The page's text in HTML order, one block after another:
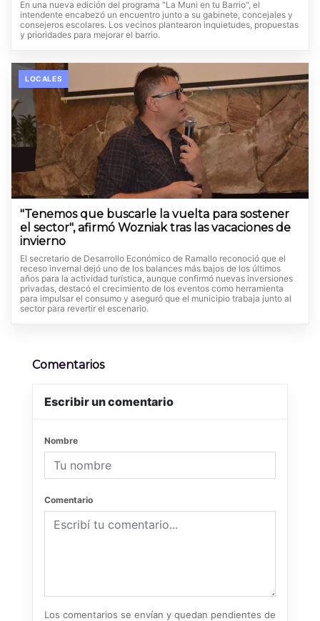
En una nueva edición del programa "La Muni en tu Barrio", el
intendente encabezó un encuentro junto a su gabinete, concejales y
consejeros escolares. Los vecinos plantearon inquietudes, propuestas
y prioridades para mejorar el barrio.
LOCALES
"Tenemos que buscarle la vuelta para sostener
el sector", afirmó Wozniak tras las vacaciones de
invierno
El secretario de Desarrollo Económico de Ramallo reconoció que el
receso invernal dejó uno de los balances más bajos de los últimos
años para la actividad turística, aunque confirmó nuevas inversiones
privadas, destacó el crecimiento de los eventos como herramienta
para impulsar el consumo y aseguró que el municipio trabaja junto al
sector para revertir el escenario.
Comentarios
Escribir un comentario
Nombre
Comentario
Los comentarios se envían y quedan pendientes de